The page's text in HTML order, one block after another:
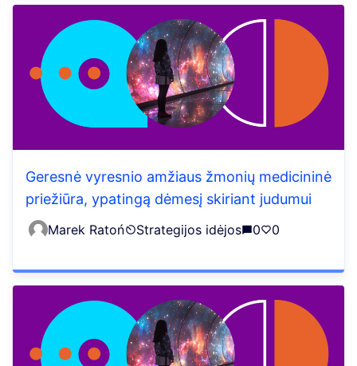
Geresnė vyresnio amžiaus žmonių medicininė
priežiūra, ypatingą dėmesį skiriant judumui
Marek Ratoń Strategijos idėjos 0 0